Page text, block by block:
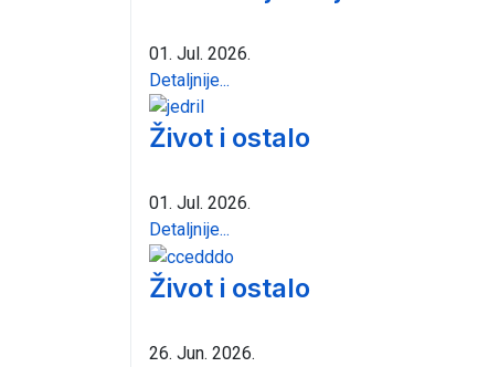
01. Jul. 2026.
Detaljnije...
Život i ostalo
01. Jul. 2026.
Detaljnije...
Život i ostalo
26. Jun. 2026.